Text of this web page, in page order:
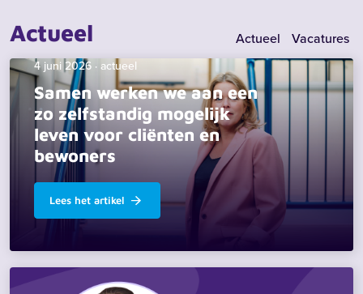
Actueel Actueel Vacatures
4 juni 2026 · actueel
Samen werken we aan een
zo zelfstandig mogelijk
leven voor cliënten en
bewoners
Lees het artikel